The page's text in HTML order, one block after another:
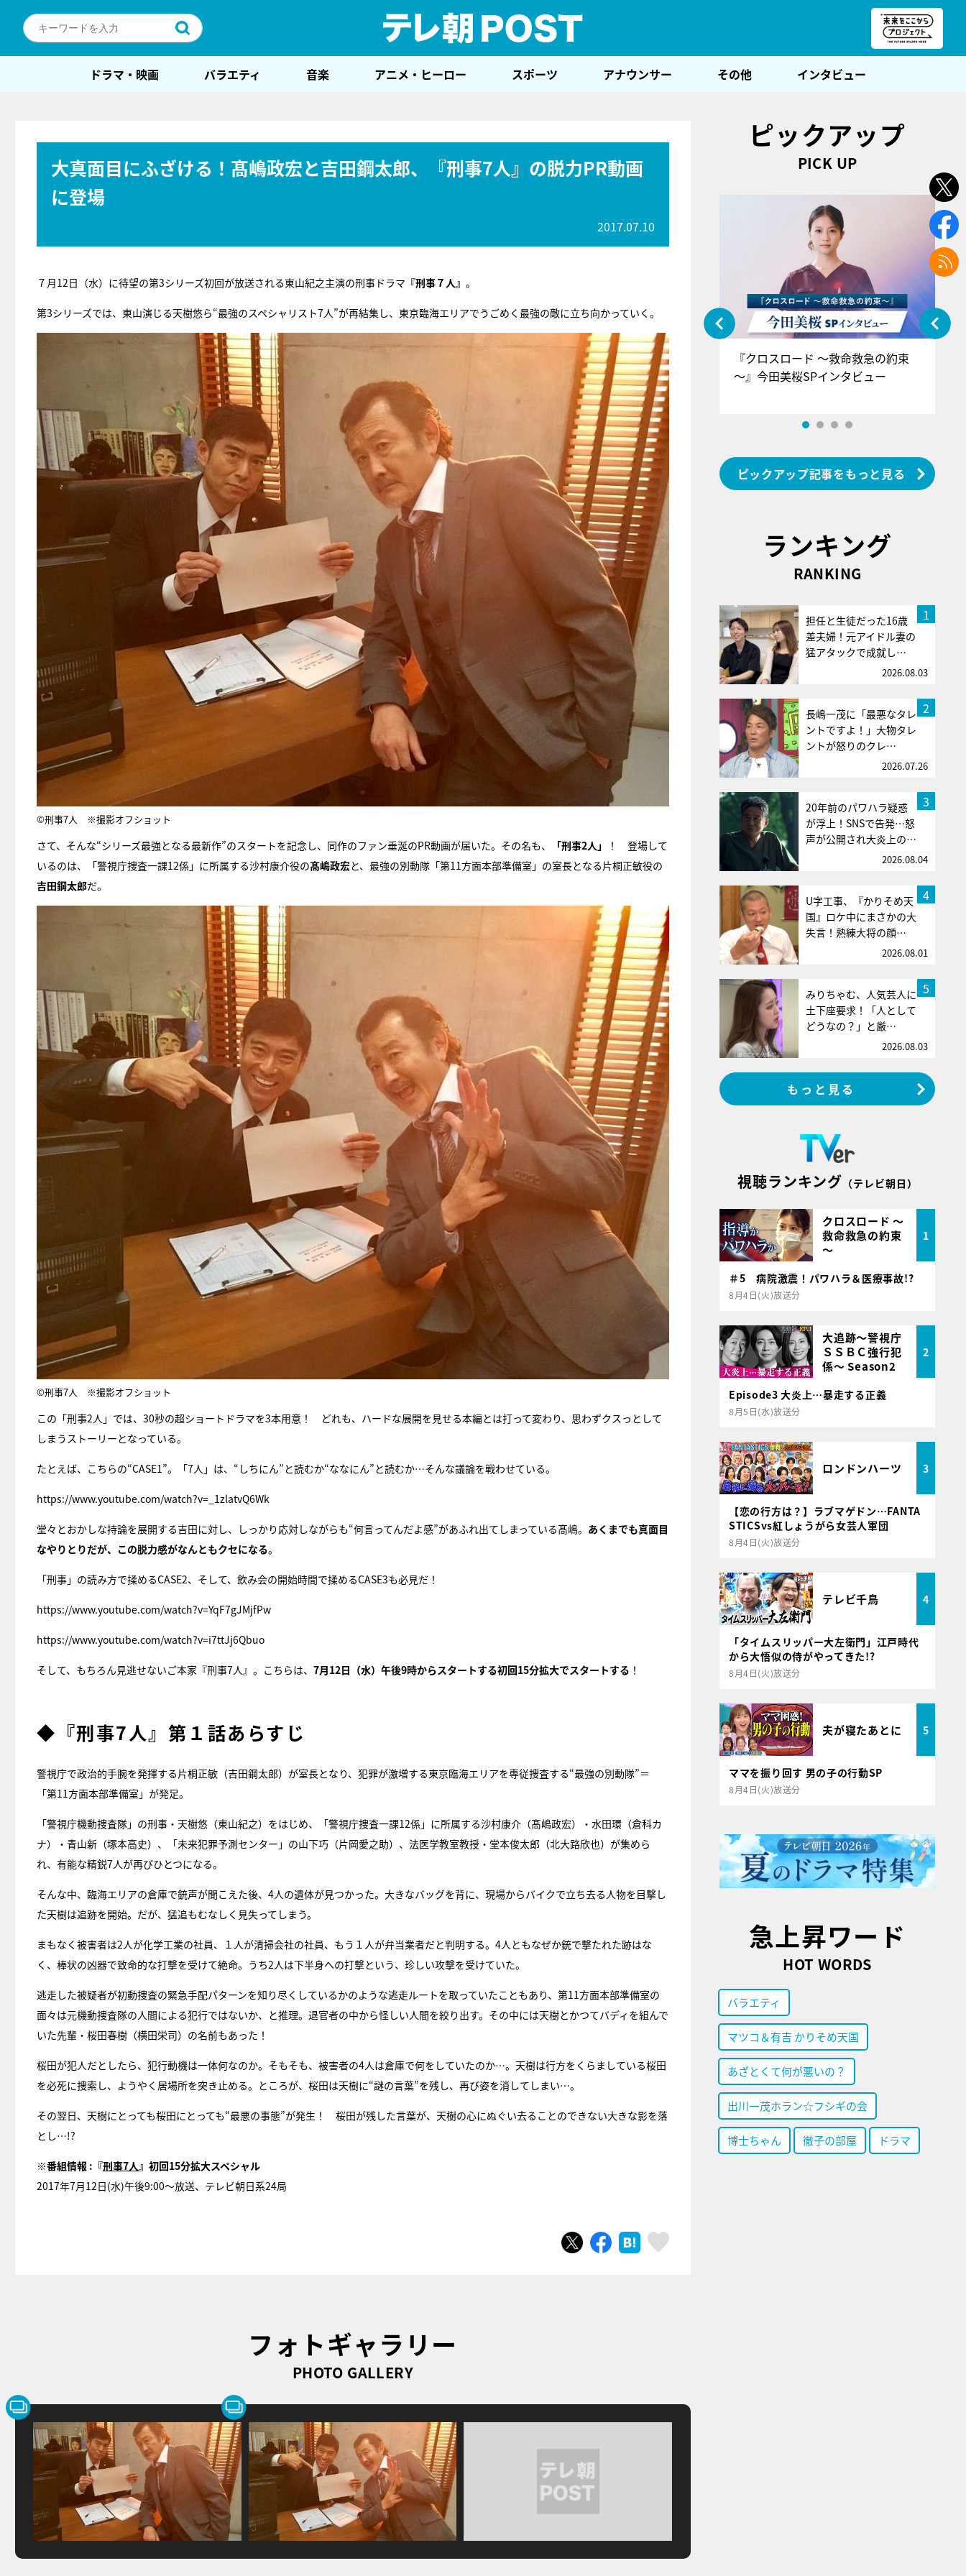
ドラマ・映画 バラエティ 音楽 アニメ・ヒーロー スポーツ アナウンサー その他 インタビュー
大真面目にふざける！髙嶋政宏と吉田鋼太郎、『刑事7人』の脱力PR動画
に登場
2017.07.10
７月12日（水）に待望の第3シリーズ初回が放送される東山紀之主演の刑事ドラマ 『刑事７人』 。
第3シリーズでは、東山演じる天樹悠ら“最強のスペシャリスト7人”が再結集し、東京臨海エリアでうごめく最強の敵に立ち向かっていく。
©刑事7人 ※撮影オフショット
さて、そんな“シリーズ最強となる最新作”のスタートを記念し、同作のファン垂涎のPR動画が届いた。その名も、 「刑事2人」
！ 登場して
いるのは、「警視庁捜査一課12係」に所属する沙村康介役の髙嶋政宏と、最強の別動隊「第11方面本部準備室」の室長となる片桐正敏役の
吉田鋼太郎だ。
©刑事7人 ※撮影オフショット
この「刑事2人」では、30秒の超ショートドラマを3本用意！ どれも、ハードな展開を見せる本編とは打って変わり、思わずクスっとして
しまうストーリーとなっている。
たとえば、こちらの“CASE1”。「7人」は、“しちにん”と読むか“ななにん”と読むか…そんな議論を戦わせている。
https://www.youtube.com/watch?v=_1zlatvQ6Wk
堂々とおかしな持論を展開する吉田に対し、しっかり応対しながらも“何言ってんだよ感”があふれ出てしまっている髙嶋。 あくまでも真面目
なやりとりだが、この脱力感がなんともクセになる。
「刑事」の読み方で揉めるCASE2、そして、飲み会の開始時間で揉めるCASE3も必見だ！
https://www.youtube.com/watch?v=YqF7gJMjfPw
https://www.youtube.com/watch?v=i7ttJj6Qbuo
そして、もちろん見逃せないご本家『刑事7人』。こちらは、 7月12日（水）午後9時からスタートする初回15分拡大でスタートする ！
◆『刑事7人』第１話あらすじ
警視庁で政治的手腕を発揮する片桐正敏（吉田鋼太郎）が室長となり、犯罪が激増する東京臨海エリアを専従捜査する“最強の別動隊”＝
「第11方面本部準備室」が発足。
「警視庁機動捜査隊」の刑事・天樹悠（東山紀之）をはじめ、「警視庁捜査一課12係」に所属する沙村康介（髙嶋政宏）・水田環（倉科カ
ナ）・青山新（塚本高史）、「未来犯罪予測センター」の山下巧（片岡愛之助）、法医学教室教授・堂本俊太郎（北大路欣也）が集めら
れ、有能な精鋭7人が再びひとつになる。
そんな中、臨海エリアの倉庫で銃声が聞こえた後、4人の遺体が見つかった。大きなバッグを背に、現場からバイクで立ち去る人物を目撃し
た天樹は追跡を開始。だが、猛追もむなしく見失ってしまう。
まもなく被害者は2人が化学工業の社員、１人が清掃会社の社員、もう１人が弁当業者だと判明する。4人ともなぜか銃で撃たれた跡はな
く、棒状の凶器で致命的な打撃を受けて絶命。うち2人は下半身への打撃という、珍しい攻撃を受けていた。
逃走した被疑者が初動捜査の緊急手配パターンを知り尽くしているかのような逃走ルートを取っていたこともあり、第11方面本部準備室の
面々は元機動捜査隊の人間による犯行ではないか、と推理。退官者の中から怪しい人間を絞り出す。その中には天樹とかつてバディを組んで
いた先輩・桜田春樹（横田栄司）の名前もあった！
桜田が犯人だとしたら、犯行動機は一体何なのか。そもそも、被害者の4人は倉庫で何をしていたのか…。天樹は行方をくらましている桜田
を必死に捜索し、ようやく居場所を突き止める。ところが、桜田は天樹に“謎の言葉”を残し、再び姿を消してしまい…。
その翌日、天樹にとっても桜田にとっても“最悪の事態”が発生！ 桜田が残した言葉が、天樹の心にぬぐい去ることのできない大きな影を落
とし…!?
※番組情報 :『刑事7人』初回15分拡大スペシャル
2017年7月12日(水)午後9:00～放送、テレビ朝日系24局
ツイートシェア はてブ
フォトギャラリー
PHOTO GALLERY
ピックアップ
PICK UP
『アイ＝ラブ！げーみんぐ』＝LOV
E齋藤樹愛羅＆佐々木舞香SPインタ
『クロスロード ～救命救急の約束
～』今田美桜SPインタビュー
ピックアップ記事をもっと見る
ランキング
RANKING
1
担任と生徒だった16歳
差夫婦！元アイドル妻の
猛アタックで成就し…
2026.08.03
2
長嶋一茂に「最悪なタレ
ントですよ！」大物タレ
ントが怒りのクレ…
2026.07.26
3
20年前のパワハラ疑惑
が浮上！SNSで告発…怒
声が公開され大炎上の…
2026.08.04
4
U字工事、『かりそめ天
国』ロケ中にまさかの大
失言！熟練大将の顔…
2026.08.01
5
みりちゃむ、人気芸人に
土下座要求！「人として
どうなの？」と厳…
2026.08.03
もっと見る
視聴ランキング （テレビ朝日）
クロスロード ～
救命救急の約束
～
1
＃5 病院激震！パワハラ＆医療事故!?
8月4日(火)放送分
大追跡～警視庁
ＳＳＢＣ強行犯
係～ Season2
2
Episode3 大炎上…暴走する正義
8月5日(水)放送分
ロンドンハーツ 3
【恋の行方は？】ラブマゲドン…FANTA
STICSvs紅しょうがら女芸人軍団
8月4日(火)放送分
テレビ千鳥 4
「タイムスリッパー大左衛門」江戸時代
から大悟似の侍がやってきた!?
8月4日(火)放送分
夫が寝たあとに 5
ママを振り回す 男の子の行動SP
8月4日(火)放送分
急上昇ワード
HOT WORDS
バラエティ
マツコ＆有吉 かりそめ天国
あざとくて何が悪いの？
出川一茂ホラン☆フシギの会
博士ちゃん 徹子の部屋 ドラマ